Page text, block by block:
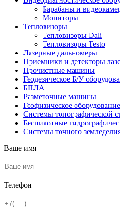
Барабаны и
Мониторы
Тепловизоры
Тепловизоры Dali
Тепловизоры Testo
Лазерные дальномеры
Приемники и детекторы
Прочистные машины
Геодезическое Б/У
БПЛА
Разметочные машины
Геофизическое оборудование
Системы топографической
Беспилотные
Системы точного
Ваше имя
Телефон